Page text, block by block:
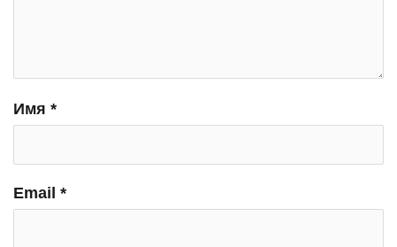
Имя *
Email *